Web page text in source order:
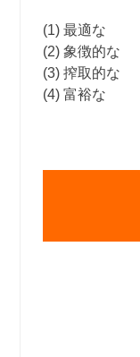
(1) 最適な
(2) 象徴的な
(3) 搾取的な
(4) 富裕な